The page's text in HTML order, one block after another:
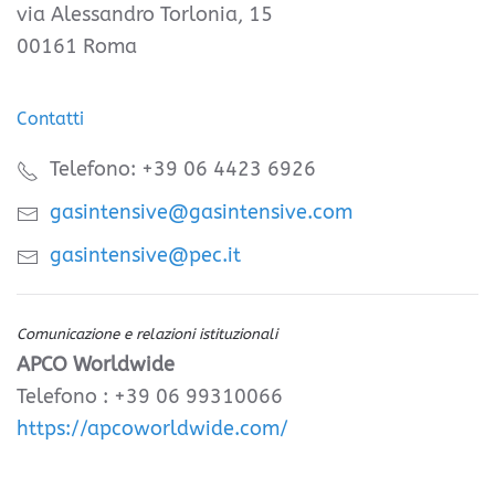
via Alessandro Torlonia, 15
00161 Roma
Contatti
Telefono: +39 06 4423 6926
gasintensive@gasintensive.com
gasintensive@pec.it
Comunicazione e relazioni istituzionali
APCO Worldwide
Telefono : +39 06 99310066
https://apcoworldwide.com/